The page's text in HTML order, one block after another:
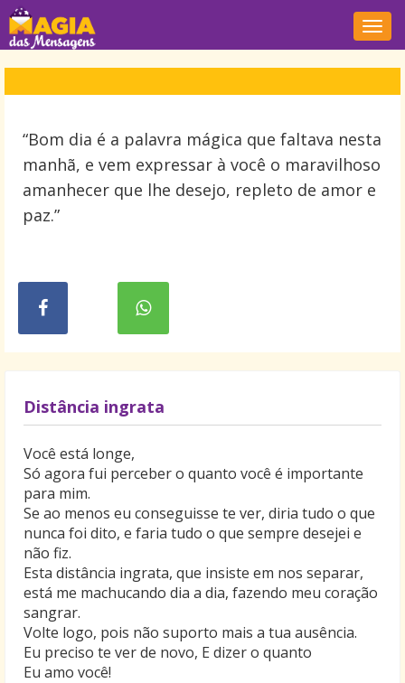
“Bom dia é a palavra mágica que faltava nesta
manhã, e vem expressar à você o maravilhoso
amanhecer que lhe desejo, repleto de amor e
paz.”
Distância ingrata
Você está longe,
Só agora fui perceber o quanto você é importante
para mim.
Se ao menos eu conseguisse te ver, diria tudo o que
nunca foi dito, e faria tudo o que sempre desejei e
não fiz.
Esta distância ingrata, que insiste em nos separar,
está me machucando dia a dia, fazendo meu coração
sangrar.
Volte logo, pois não suporto mais a tua ausência.
Eu preciso te ver de novo, E dizer o quanto
Eu amo você!